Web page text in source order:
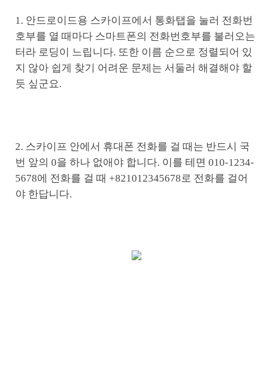
1. 안드로이드용 스카이프에서 통화탭을 눌러 전화번
호부를 열 때마다 스마트폰의 전화번호부를 불러오는
터라 로딩이 느립니다. 또한 이름 순으로 정렬되어 있
지 않아 쉽게 찾기 어려운 문제는 서둘러 해결해야 할
듯 싶군요.
2. 스카이프 안에서 휴대폰 전화를 걸 때는 반드시 국
번 앞의 0을 하나 없애야 합니다. 이를 테면 010-1234-
5678에 전화를 걸 때 +821012345678로 전화를 걸어
야 한답니다.